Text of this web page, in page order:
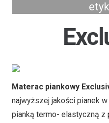
Materac piankowy
najwyższej jakości pianek
pianką termo- elastyczną z